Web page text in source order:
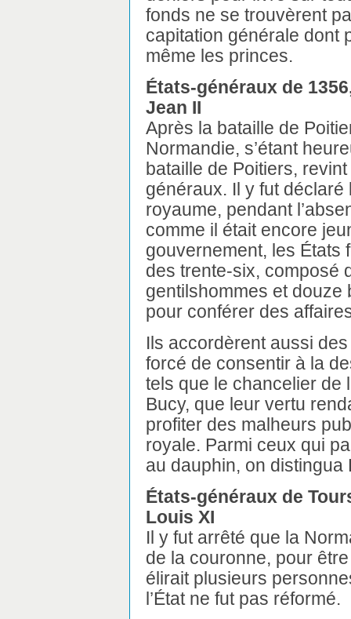
fonds ne se trouvèrent
capitation générale dont
même les princes.
États-généraux de
Jean II
Après la bataille de
Normandie, s’étant
bataille de Poitiers,
généraux. Il y fut
royaume, pendant
comme il était encore
gouvernement, les États
des trente-six, composé
gentilshommes et douze
pour conférer des
Ils accordèrent aussi
forcé de consentir à la
tels que le chancelier de
Bucy, que leur vertu
profiter des malheurs
royale. Parmi ceux qui
au dauphin, on
États-généraux de
Louis XI
Il y fut arrêté que la
de la couronne, pour
élirait plusieurs
l’État ne fut pas réformé.